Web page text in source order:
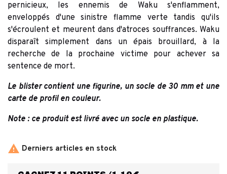
pernicieux, les ennemis de Waku s'enflamment,
enveloppés d'une sinistre flamme verte tandis qu'ils
s'écroulent et meurent dans d'atroces souffrances. Waku
disparaît simplement dans un épais brouillard, à la
recherche de la prochaine victime pour achever sa
sentence de mort.
Le blister contient une figurine, un socle de 30 mm et une
carte de profil en couleur.
Note : ce produit est livré avec un socle en plastique.
 Derniers articles en stock